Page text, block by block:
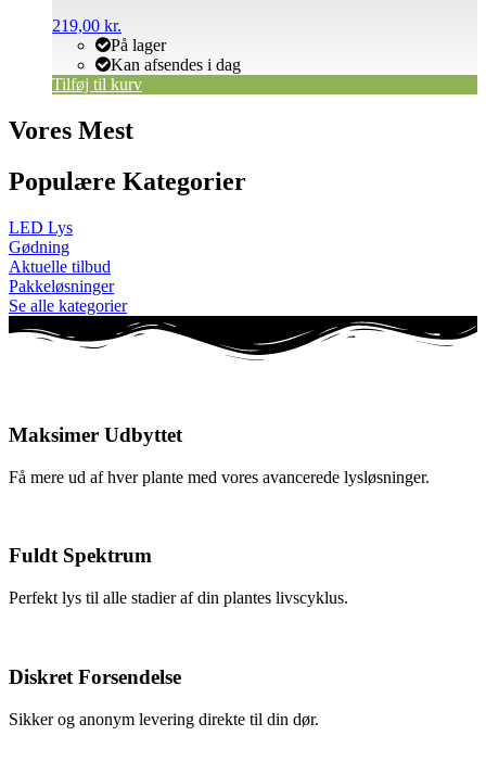
219,00 kr.
På lager
Kan afsendes i dag
Tilføj til kurv
Vores Mest
Populære Kategorier
LED Lys
Gødning
Aktuelle tilbud
Pakkeløsninger
Se alle kategorier
Maksimer Udbyttet
Få mere ud af hver plante med vores avancerede lysløsninger.
Fuldt Spektrum
Perfekt lys til alle stadier af din plantes livscyklus.
Diskret Forsendelse
Sikker og anonym levering direkte til din dør.